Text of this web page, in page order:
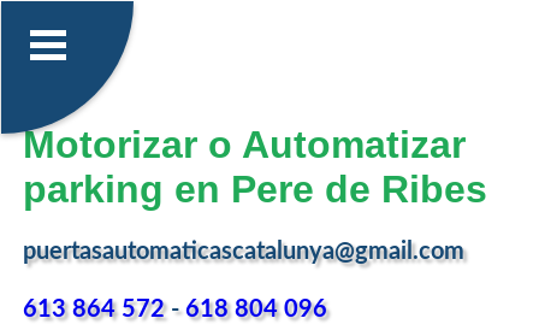
Motorizar o Automatizar
parking en Pere de Ribes
puertasautomaticascatalunya@gmail.com
613 864 572-618 804 096